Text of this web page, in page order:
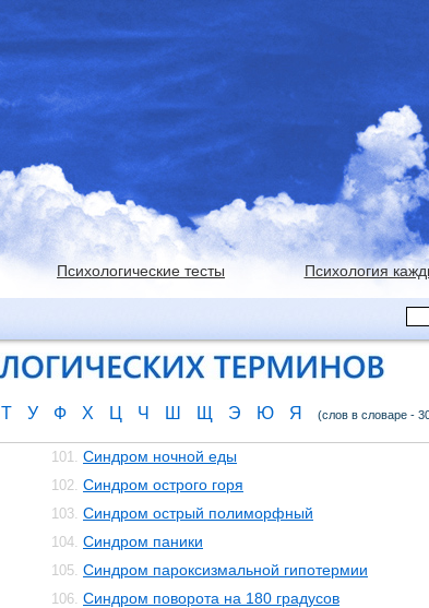
Психологические тесты Психология
Т У Ф Х Ц Ч Ш Щ Э Ю Я (слов в словаре -
101. Синдром ночной еды
102. Синдром острого горя
103. Синдром острый полиморфный
104. Синдром паники
105. Синдром пароксизмальной гипотермии
106. Синдром поворота на 180 градусов